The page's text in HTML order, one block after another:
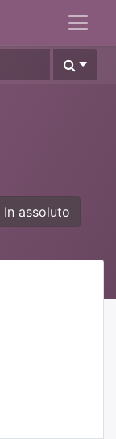
In assoluto